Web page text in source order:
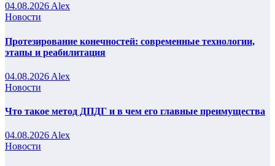
04.08.2026 Alex
Новости
Протезирование конечностей: современные технологии,
этапы и реабилитация
04.08.2026 Alex
Новости
Что такое метод ДПДГ и в чем его главные преимущества
04.08.2026 Alex
Новости